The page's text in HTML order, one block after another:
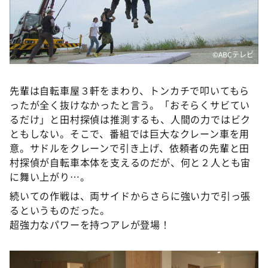
©ABCテレビ
先輩は自転車屋３軒をまわり、トンカチで叩いてもら
ったが全く抜けなかったと言う。「おそらくサビてい
るだけ」と田村探偵は推測するも、人間の力ではビク
ともしない。そこで、番組では巨大なクレーン車を用
意。サドルをクレーンで引き上げ、依頼者の先輩と田
村探偵が自転車本体を支えるのだが、何と２人とも宙
に舞い上がり…。
続いての作戦は、両サイドからさらに強い力で引っ張
るというものだった。
超強力なパワーを持つアレが登場！